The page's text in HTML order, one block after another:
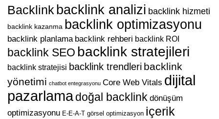
Backlink backlink analizi backlink hizmeti
backlink kazanma backlink optimizasyonu
backlink planlama backlink rehberi backlink ROI
backlink SEO backlink stratejileri
backlink stratejisi backlink trendleri backlink
yönetimi chatbot entegrasyonu Core Web Vitals dijital
pazarlamadoğal backlink dönüşüm
optimizasyonu E-E-A-T görsel optimizasyon içerik